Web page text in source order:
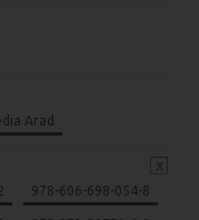
Arad
978-606-698-054-8